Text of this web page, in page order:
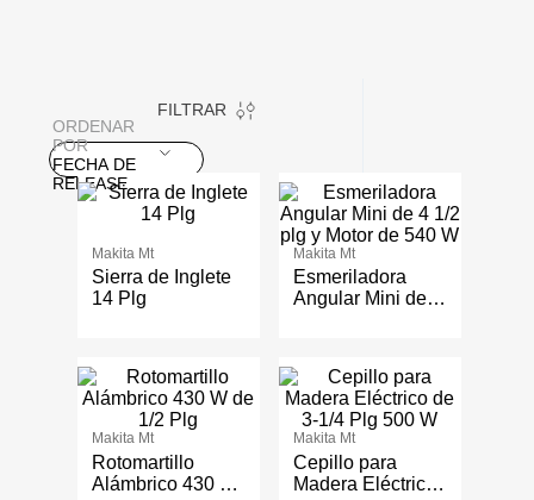
FILTRAR
ORDENAR
POR
FECHA DE
RELEASE
Makita Mt
Sierra de Inglete
14 Plg
Makita Mt
Esmeriladora
Angular Mini de 4
Makita Mt
Rotomartillo
Alámbrico 430 W
Makita Mt
Cepillo para
Madera Eléctrico